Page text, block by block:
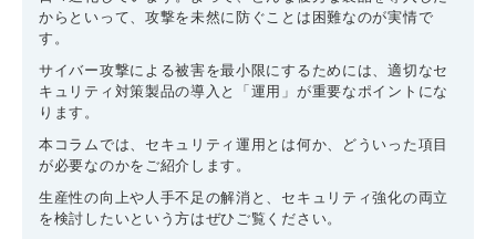
からといって、攻撃を未然に防ぐことは困難なのが実情で
す。
サイバー攻撃による被害を最小限にするためには、適切なセ
キュリティ対策製品の導入と「運用」が重要なポイントにな
ります。
本コラムでは、セキュリティ運用とは何か、どういった項目
が必要なのかをご紹介します。
生産性の向上や人手不足の解消と、セキュリティ強化の両立
を検討したいという方はぜひご覧ください。